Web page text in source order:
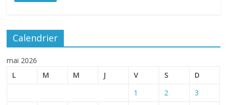
Calendrier
mai 2026
L
M M J V S D
1 2
3